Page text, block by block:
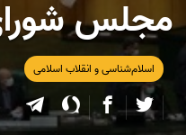
مجلس‌
اسلام‌شناسی و انقلاب اسلامی